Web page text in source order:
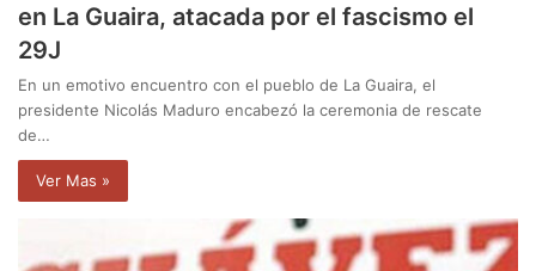
en La Guaira, atacada por el fascismo el
29J
En un emotivo encuentro con el pueblo de La Guaira, el
presidente Nicolás Maduro encabezó la ceremonia de rescate
de…
Ver Mas »